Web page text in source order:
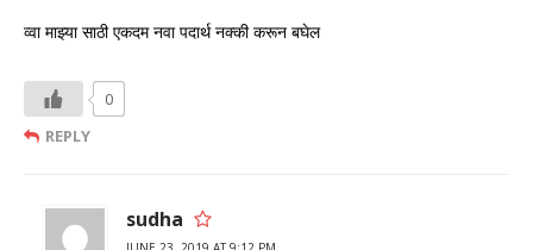
व्वा माझ्या साठी एकदम नवा पदार्थ नक्की करून बघेल
0
REPLY
sudha